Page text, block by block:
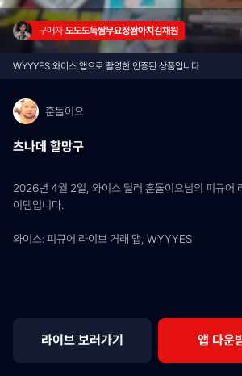
구매자 도도도독쌈무요정쌈아치김채원
WYYYES 와이스 앱으로 촬영한 인증된 상품입니다
훈돌이요
츠나데 할망구
2026년 4월 2일, 와이스 딜러 훈돌이요님의 피규어
이템입니다.
와이스: 피규어 라이브 거래 앱, WYYYES
라이브 보러가기 앱 다운